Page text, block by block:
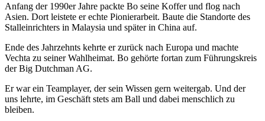
Anfang der 1990er Jahre packte Bo seine Koffer und flog nach
Asien. Dort leistete er echte Pionierarbeit. Baute die Standorte des
Stalleinrichters in Malaysia und später in China auf.
Ende des Jahrzehnts kehrte er zurück nach Europa und machte
Vechta zu seiner Wahlheimat. Bo gehörte fortan zum Führungskreis
der Big Dutchman AG.
Er war ein Teamplayer, der sein Wissen gern weitergab. Und der
uns lehrte, im Geschäft stets am Ball und dabei menschlich zu
bleiben.